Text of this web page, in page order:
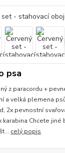
psa
z paracordu +
a velká plemena
2x pevnostní
Chcete jiné
celý popis